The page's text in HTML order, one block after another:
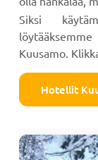
Siksi
Kuusamo.
Hotellit